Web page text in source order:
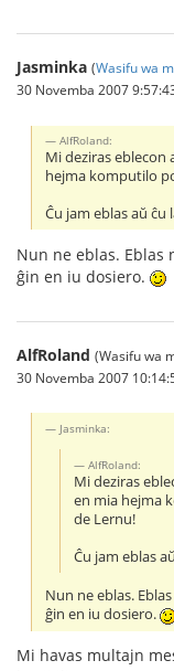
Jasminka (Wasifu wa
30 Novemba 2007
AlfRoland:
Mi deziras eblecon
hejma komputilo
Ĉu jam eblas aŭ
Nun ne eblas. Eblas
ĝin en iu dosiero.
AlfRoland (Wasifu wa
30 Novemba 2007
Jasminka:
AlfRoland:
Mi deziras
en mia hejma
de Lernu!
Ĉu jam eblas
Nun ne eblas.
ĝin en iu dosiero.
Mi havas multajn